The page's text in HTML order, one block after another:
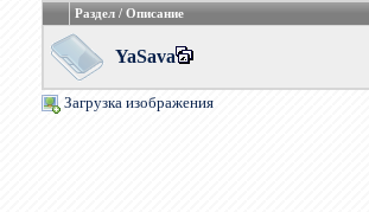
Раздел / Описание
YaSava
Загрузка изображения